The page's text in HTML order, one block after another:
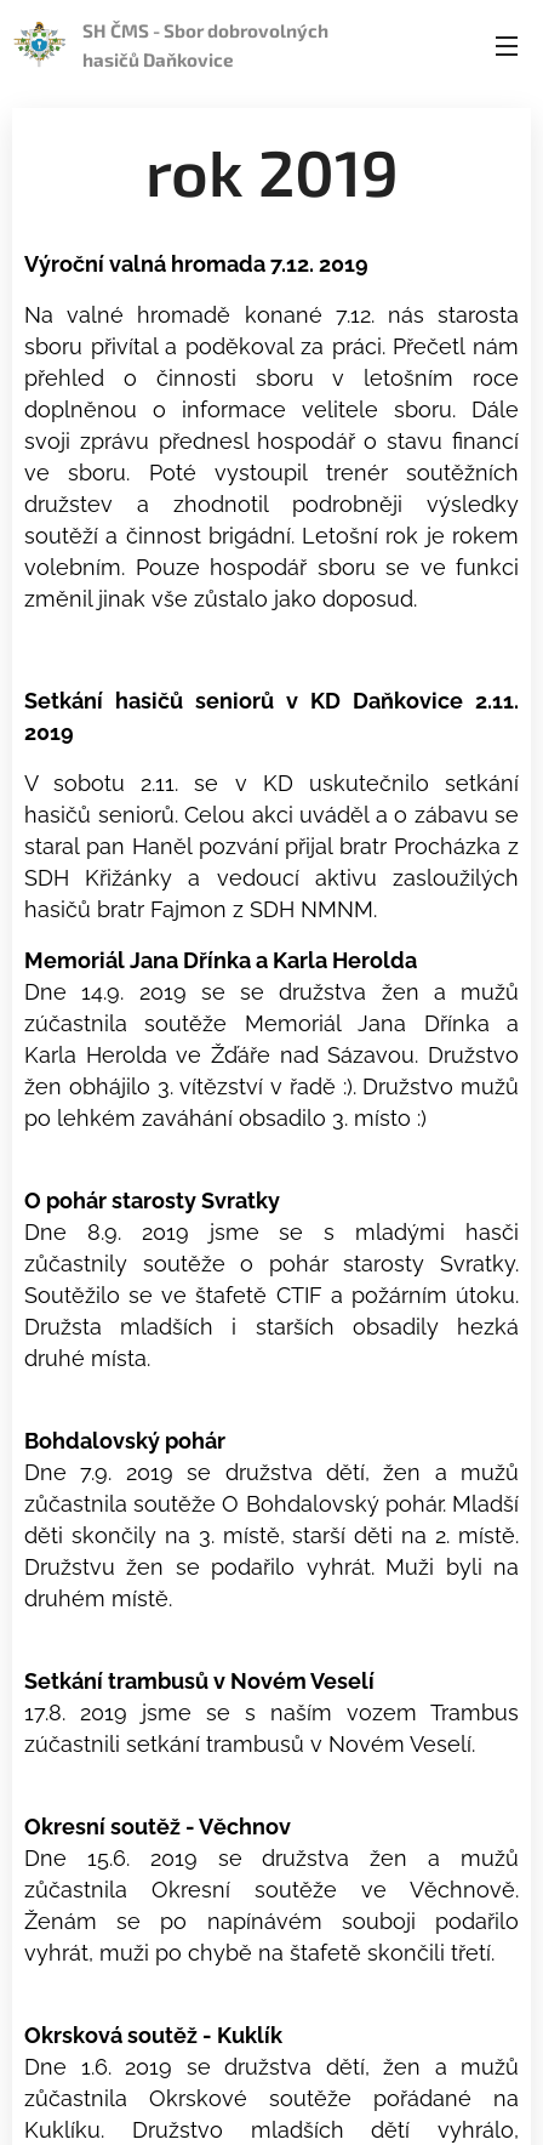
SH ČMS - Sbor dobrovolných
hasičů Daňkovice
rok 2019
Výroční valná hromada 7.12. 2019
Na valné hromadě konané 7.12. nás starosta
sboru přivítal a poděkoval za práci. Přečetl nám
přehled o činnosti sboru v letošním roce
doplněnou o informace velitele sboru. Dále
svoji zprávu přednesl hospodář o stavu financí
ve sboru. Poté vystoupil trenér soutěžních
družstev a zhodnotil podrobněji výsledky
soutěží a činnost brigádní. Letošní rok je rokem
volebním. Pouze hospodář sboru se ve funkci
změnil jinak vše zůstalo jako doposud.
Setkání hasičů seniorů v KD Daňkovice 2.11.
2019
V sobotu 2.11. se v KD uskutečnilo setkání
hasičů seniorů. Celou akci uváděl a o zábavu se
staral pan Haněl pozvání přijal bratr Procházka z
SDH Křižánky a vedoucí aktivu zasloužilých
hasičů bratr Fajmon z SDH NMNM.
Memoriál Jana Dřínka a Karla Herolda
Dne 14.9. 2019 se se družstva žen a mužů
zúčastnila soutěže Memoriál Jana Dřínka a
Karla Herolda ve Žďáře nad Sázavou. Družstvo
žen obhájilo 3. vítězství v řadě :). Družstvo mužů
po lehkém zaváhání obsadilo 3. místo :)
O pohár starosty Svratky
Dne 8.9. 2019 jsme se s mladými hasči
zůčastnily soutěže o pohár starosty Svratky.
Soutěžilo se ve štafetě CTIF a požárním útoku.
Družsta mladších i starších obsadily hezká
druhé místa.
Bohdalovský pohár
Dne 7.9. 2019 se družstva dětí, žen a mužů
zůčastnila soutěže O Bohdalovský pohár. Mladší
děti skončily na 3. místě, starší děti na 2. místě.
Družstvu žen se podařilo vyhrát. Muži byli na
druhém místě.
Setkání trambusů v Novém Veselí
17.8. 2019 jsme se s naším vozem Trambus
zúčastnili setkání trambusů v Novém Veselí.
Okresní soutěž - Věchnov
Dne 15.6. 2019 se družstva žen a mužů
zůčastnila Okresní soutěže ve Věchnově.
Ženám se po napínávém souboji podařilo
vyhrát, muži po chybě na štafetě skončili třetí.
Okrsková soutěž - Kuklík
Dne 1.6. 2019 se družstva dětí, žen a mužů
zůčastnila Okrskové soutěže pořádané na
Kuklíku. Družstvo mladších dětí vyhrálo,